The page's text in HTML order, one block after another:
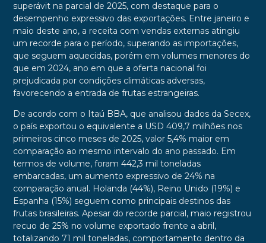
superávit na parcial de 2025, com destaque para o
desempenho expressivo das exportações. Entre janeiro e
maio deste ano, a receita com vendas externas atingiu
um recorde para o período, superando as importações,
que seguem aquecidas, porém em volumes menores do
que em 2024, ano em que a oferta nacional foi
prejudicada por condições climáticas adversas,
favorecendo a entrada de frutas estrangeiras.
De acordo com o Itaú BBA, que analisou dados da Secex,
o país exportou o equivalente a USD 409,7 milhões nos
primeiros cinco meses de 2025, valor 5,4% maior em
comparação ao mesmo intervalo do ano passado. Em
termos de volume, foram 442,3 mil toneladas
embarcadas, um aumento expressivo de 24% na
comparação anual. Holanda (44%), Reino Unido (19%) e
Espanha (15%) seguem como principais destinos das
frutas brasileiras. Apesar do recorde parcial, maio registrou
recuo de 25% no volume exportado frente a abril,
totalizando 71 mil toneladas, comportamento dentro da